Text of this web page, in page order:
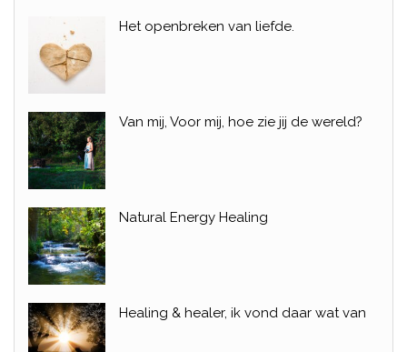
Het openbreken van liefde.
Van mij, Voor mij, hoe zie jij de wereld?
Natural Energy Healing
Healing & healer, ik vond daar wat van